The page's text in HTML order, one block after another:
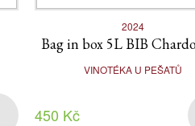
2024
Bag in box 5L BIB
VINOTÉKA U PEŠATŮ
450 Kč